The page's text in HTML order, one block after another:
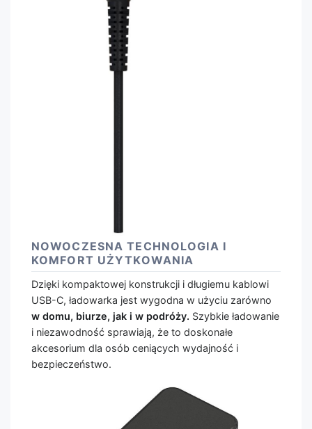
NOWOCZESNA TECHNOLOGIA I
KOMFORT UŻYTKOWANIA
Dzięki kompaktowej konstrukcji i długiemu kablowi
USB-C, ładowarka jest wygodna w użyciu zarówno
w domu, biurze, jak i w podróży. Szybkie ładowanie
i niezawodność sprawiają, że to doskonałe
akcesorium dla osób ceniących wydajność i
bezpieczeństwo.